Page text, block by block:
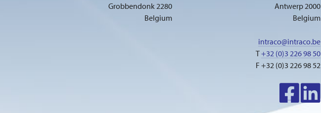
2000 Antwerp
Belgium
intraco@intraco.be
T+32 (0)3 226 98 50
F +32 (0)3 226 98 52
2280 Grobbendonk
Belgium